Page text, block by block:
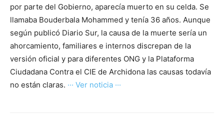
por parte del Gobierno, aparecía muerto en su celda. Se
llamaba Bouderbala Mohammed y tenía 36 años. Aunque
según publicó Diario Sur, la causa de la muerte sería un
ahorcamiento, familiares e internos discrepan de la
versión oficial y para diferentes ONG y la Plataforma
Ciudadana Contra el CIE de Archidona las causas todavía
no están claras. ··· Ver noticia ···